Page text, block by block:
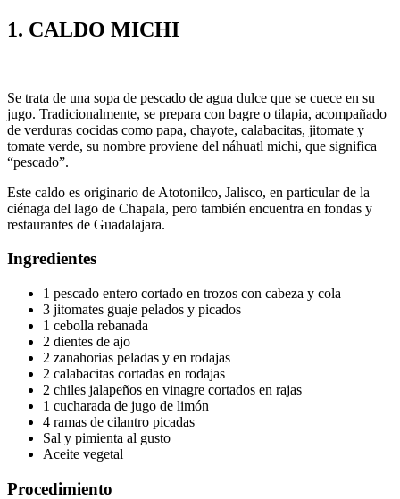
1. CALDO MICHI
Se trata de una sopa de pescado de agua dulce que se cuece en su
jugo. Tradicionalmente, se prepara con bagre o tilapia, acompañado
de verduras cocidas como papa, chayote, calabacitas, jitomate y
tomate verde, su nombre proviene del náhuatl michi, que significa
“pescado”.
Este caldo es originario de Atotonilco, Jalisco, en particular de la
ciénaga del lago de Chapala, pero también encuentra en fondas y
restaurantes de Guadalajara.
Ingredientes
1 pescado entero cortado en trozos con cabeza y cola
3 jitomates guaje pelados y picados
1 cebolla rebanada
2 dientes de ajo
2 zanahorias peladas y en rodajas
2 calabacitas cortadas en rodajas
2 chiles jalapeños en vinagre cortados en rajas
1 cucharada de jugo de limón
4 ramas de cilantro picadas
Sal y pimienta al gusto
Aceite vegetal
Procedimiento